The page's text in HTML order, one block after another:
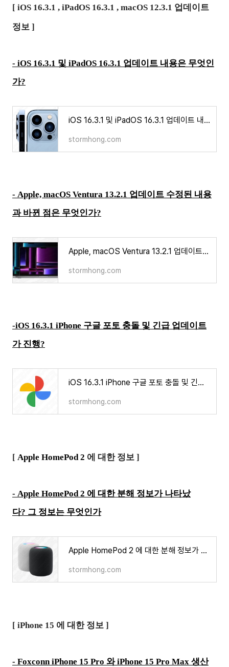
[ iOS 16.3.1 , iPadOS 16.3.1 , macOS 12.3.1 업데이트
정보 ]
- iOS 16.3.1 및 iPadOS 16.3.1 업데이트 내용은 무엇인
가?
iOS 16.3.1 및 iPadOS 16.3.1 업데이트 내용은 무엇인가?
stormhong.com
- Apple, macOS Ventura 13.2.1 업데이트 수정된 내용
과 바뀐 점은 무엇인가?
Apple, macOS Ventura 13.2.1 업데이트 수정된 내용과 바뀐 점은 무엇인가?
stormhong.com
-iOS 16.3.1 iPhone 구글 포토 충돌 및 긴급 업데이트
가 진행?
iOS 16.3.1 iPhone 구글 포토 충돌 및 긴급 업데이트가 진행?
stormhong.com
[ Apple HomePod 2 에 대한 정보 ]
- Apple HomePod 2 에 대한 분해 정보가 나타났
다? 그 정보는 무엇인가
Apple HomePod 2 에 대한 분해 정보가 나타났다? 그 정보는 무엇인가
stormhong.com
[ iPhone 15 에 대한 정보 ]
- Foxconn iPhone 15 Pro 와 iPhone 15 Pro Max 생산